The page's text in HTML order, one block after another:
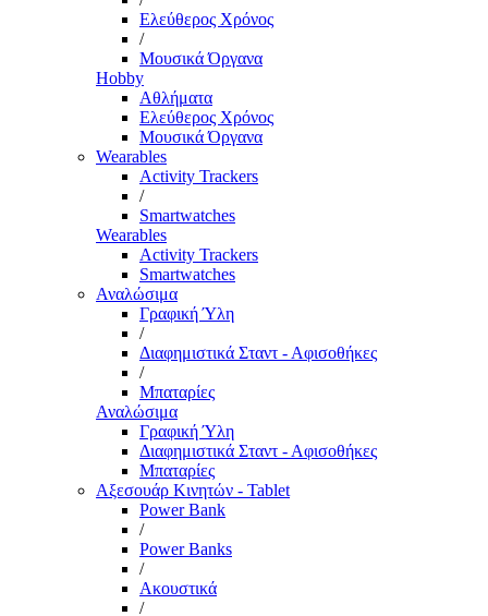
Ελεύθερος Χρόνος
/
Μουσικά Όργανα
Hobby
Αθλήματα
Ελεύθερος Χρόνος
Μουσικά Όργανα
Wearables
Activity Trackers
/
Smartwatches
Wearables
Activity Trackers
Smartwatches
Αναλώσιμα
Γραφική Ύλη
/
Διαφημιστικά Σταντ - Αφισοθήκες
/
Μπαταρίες
Αναλώσιμα
Γραφική Ύλη
Διαφημιστικά Σταντ - Αφισοθήκες
Μπαταρίες
Αξεσουάρ Κινητών - Tablet
Power Bank
/
Power Banks
/
Ακουστικά
/